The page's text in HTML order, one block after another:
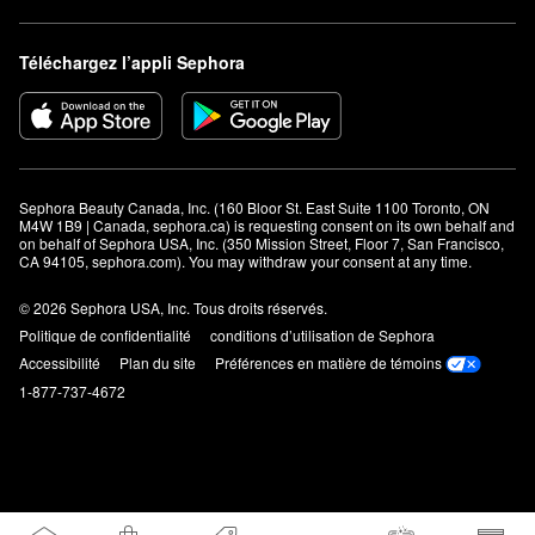
Téléchargez l’appli Sephora
Sephora Beauty Canada, Inc. (160 Bloor St. East Suite 1100 Toronto, ON
M4W 1B9 | Canada, sephora.ca) is requesting consent on its own behalf and
on behalf of Sephora USA, Inc. (350 Mission Street, Floor 7, San Francisco,
CA 94105, sephora.com). You may withdraw your consent at any time.
© 2026 Sephora USA, Inc. Tous droits réservés.
Politique de confidentialité
conditions d’utilisation de Sephora
Accessibilité
Plan du site
Préférences en matière de témoins
1-877-737-4672